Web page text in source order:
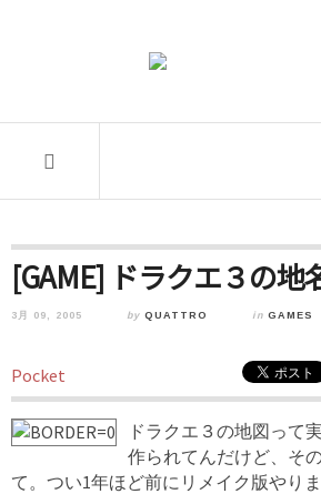
[GAME] ドラクエ３の地
3月 09, 2005 by QUATTRO in GAMES
Pocket
ドラクエ３の地図って
作られてんだけど、そ
て。つい1年ほど前にリメイク版やり